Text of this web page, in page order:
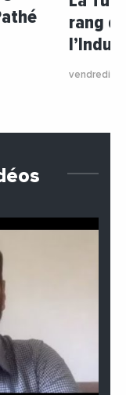
rang
vendredi 9